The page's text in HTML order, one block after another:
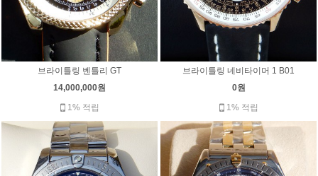
브라이틀링 벤틀리 GT
14,000,000원
1% 적립
브라이틀링 네비타이머 1 B01
0원
1% 적립